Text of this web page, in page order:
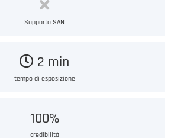
Supporto SAN
2 min
tempo di esposizione
100%
credibilità